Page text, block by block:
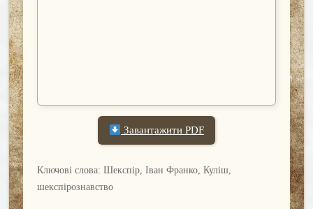
Завантажити PDF
Ключові слова: Шекспір, Іван Франко, Куліш,
шекспірознавство